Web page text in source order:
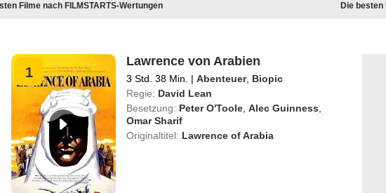
Filme nach FILMSTARTS-Wertungen Die
1
Lawrence von Arabien
3 Std. 38 Min. | Abenteuer, Biopic
Regie: David Lean
Besetzung: Peter O'Toole, Alec Guinness
Omar Sharif
Originaltitel: Lawrence of Arabia